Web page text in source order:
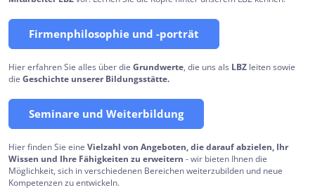
Firmenphilosophie und -porträt
Hier erfahren Sie alles über die Grundwerte, die uns als LBZ leiten sowie
die Geschichte unserer Bildungsstätte.
Seminare und Weiterbildung
Hier finden Sie eine Vielzahl von Angeboten, die darauf abzielen, Ihr
Wissen und Ihre Fähigkeiten zu erweitern - wir bieten Ihnen die
Möglichkeit, sich in verschiedenen Bereichen weiterzubilden und neue
Kompetenzen zu entwickeln.